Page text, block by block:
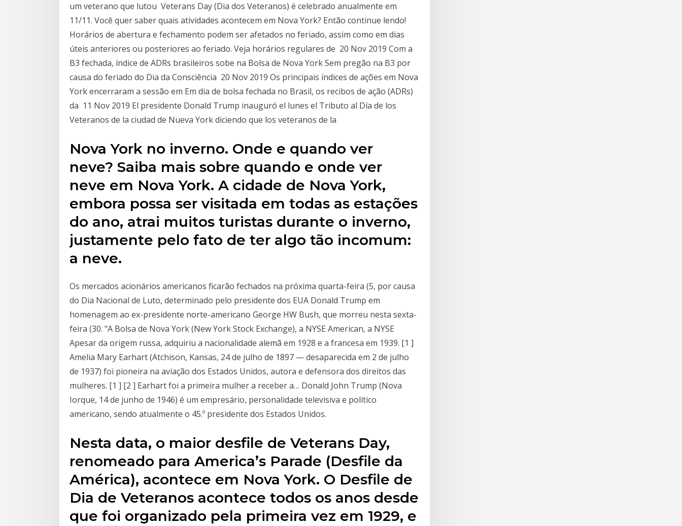
um veterano que lutou Veterans Day (Dia dos Veteranos) é celebrado anualmente em
11/11. Você quer saber quais atividades acontecem em Nova York? Então continue lendo!
Horários de abertura e fechamento podem ser afetados no feriado, assim como em dias
úteis anteriores ou posteriores ao feriado. Veja horários regulares de 20 Nov 2019 Com a
B3 fechada, índice de ADRs brasileiros sobe na Bolsa de Nova York Sem pregão na B3 por
causa do feriado do Dia da Consciência 20 Nov 2019 Os principais índices de ações em Nova
York encerraram a sessão em Em dia de bolsa fechada no Brasil, os recibos de ação (ADRs)
da 11 Nov 2019 El presidente Donald Trump inauguró el lunes el Tributo al Día de los
Veteranos de la ciudad de Nueva York diciendo que los veteranos de la
Nova York no inverno. Onde e quando ver
neve? Saiba mais sobre quando e onde ver
neve em Nova York. A cidade de Nova York,
embora possa ser visitada em todas as estações
do ano, atrai muitos turistas durante o inverno,
justamente pelo fato de ter algo tão incomum:
a neve.
Os mercados acionários americanos ficarão fechados na próxima quarta-feira (5, por causa
do Dia Nacional de Luto, determinado pelo presidente dos EUA Donald Trump em
homenagem ao ex-presidente norte-americano George HW Bush, que morreu nesta sexta-
feira (30. "A Bolsa de Nova York (New York Stock Exchange), a NYSE American, a NYSE
Apesar da origem russa, adquiriu a nacionalidade alemã em 1928 e a francesa em 1939. [1 ]
Amelia Mary Earhart (Atchison, Kansas, 24 de julho de 1897 — desaparecida em 2 de julho
de 1937) foi pioneira na aviação dos Estados Unidos, autora e defensora dos direitos das
mulheres. [1 ] [2 ] Earhart foi a primeira mulher a receber a… Donald John Trump (Nova
Iorque, 14 de junho de 1946) é um empresário, personalidade televisiva e político
americano, sendo atualmente o 45.º presidente dos Estados Unidos.
Nesta data, o maior desfile de Veterans Day,
renomeado para America’s Parade (Desfile da
América), acontece em Nova York. O Desfile de
Dia de Veteranos acontece todos os anos desde
que foi organizado pela primeira vez em 1929, e